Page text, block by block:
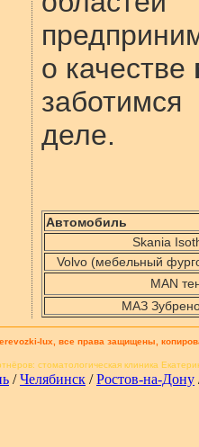
о качестве
деле.
Автомобиль
Skania
Volvo (мебельный
MAN
МАЗ
lux, все права защищены,
: стоматологическая клиника
/Челябинск /Ростов-на-Дону